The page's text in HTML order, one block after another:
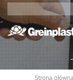
Strona główna